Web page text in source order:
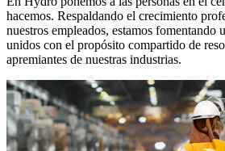
hacemos. Respaldando el crecimiento
nuestros empleados, estamos fomentando
unidos con el propósito compartido de
apremiantes de nuestras industrias.